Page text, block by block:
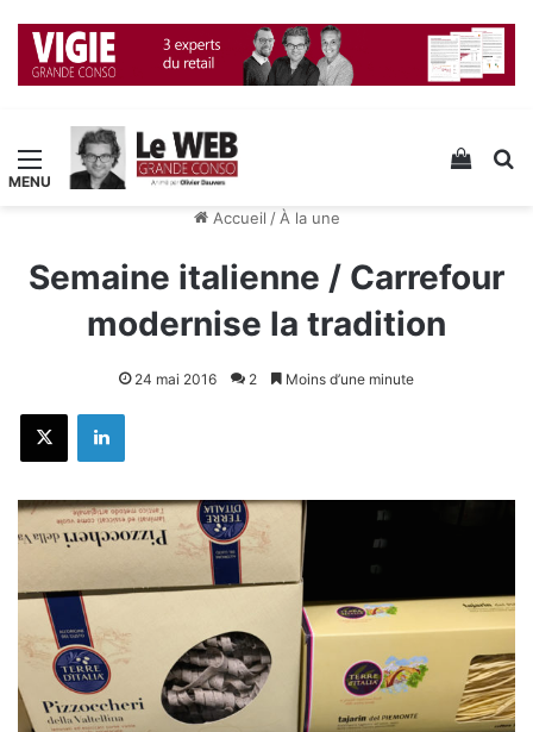
Menu Voir
Accueil / À la une
Semaine italienne / Carrefour
modernise la tradition
24 mai 2016 2 Moins d’une minute
X Linkedin